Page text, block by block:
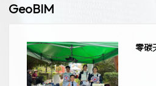
GeoBIM
零碳